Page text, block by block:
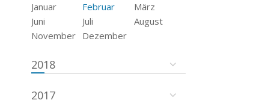
Januar Februar
März
Juni
Juli
August
November
Dezember
2018
2017